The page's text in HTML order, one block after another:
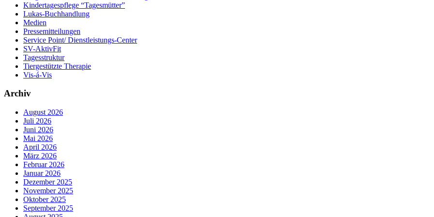
Kindertagespflege “Tagesmütter”
Lukas-Buchhandlung
Medien
Pressemitteilungen
Service Point/ Dienstleistungs-Center
SV-AktivFit
Tagesstruktur
Tiergestützte Therapie
Vis-á-Vis
Archiv
August 2026
Juli 2026
Juni 2026
Mai 2026
April 2026
März 2026
Februar 2026
Januar 2026
Dezember 2025
November 2025
Oktober 2025
September 2025